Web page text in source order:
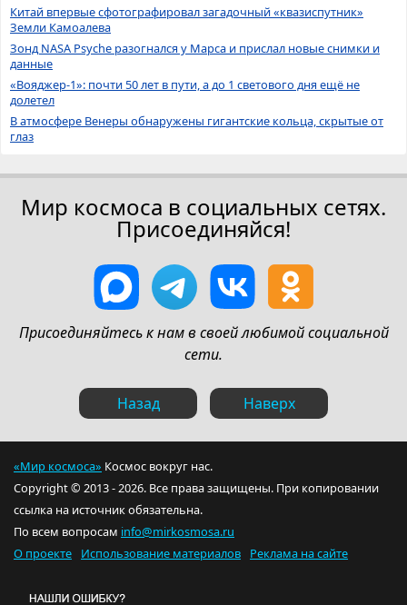
Китай впервые сфотографировал загадочный «квазиспутник»
Земли Камоалева
Зонд NASA Psyche разогнался у Марса и прислал новые снимки и
данные
«Вояджер-1»: почти 50 лет в пути, а до 1 светового дня ещё не
долетел
В атмосфере Венеры обнаружены гигантские кольца, скрытые от
глаз
Мир космоса в социальных сетях.
Присоединяйся!
Присоединяйтесь к нам в своей любимой социальной
сети.
Назад Наверх
«Мир космоса» Космос вокруг нас.
Copyright © 2013 - 2026. Все права защищены. При копировании
ссылка на источник обязательна.
По всем вопросам info@mirkosmosa.ru
О проекте
Использование материалов Реклама на сайте